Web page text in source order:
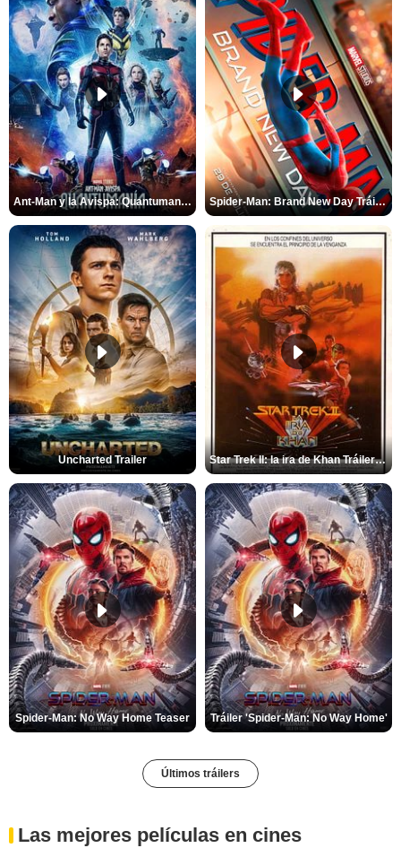
Ant-Man y la Avispa: Quantumanía Tráiler (2) Spider-Man: Brand New Day Tráiler (3)
Uncharted Trailer Star Trek II: la ira de Khan Tráiler VO
Spider-Man: No Way Home Teaser Tráiler 'Spider-Man: No Way Home'
Últimos tráilers
Las mejores películas en cines